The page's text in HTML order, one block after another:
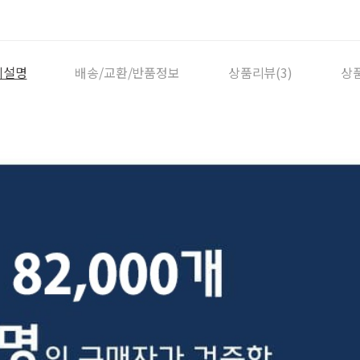
명 배송/교환/반품정보 상품리뷰(3) 상